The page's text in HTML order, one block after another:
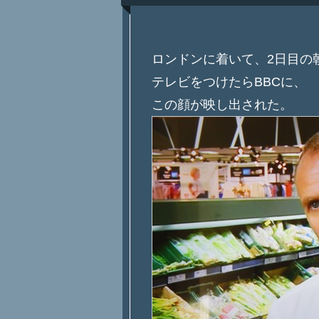
ロンドンに着いて、2日目の
テレビをつけたらBBCに、
この顔が映し出された。